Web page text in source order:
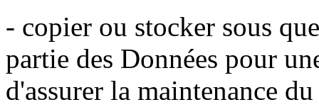
- copier ou stocker sous
partie des Données pour
d'assurer la maintenance